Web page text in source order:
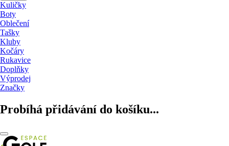
Kuličky
Boty
Oblečení
Tašky
Kluby
Kočáry
Rukavice
Doplňky
Výprodej
Značky
Probíhá přidávání do košíku...